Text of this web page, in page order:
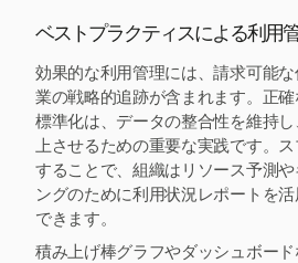
ベストプラクティスによる利用
効果的な利用管理には、請求可能
業の戦略的追跡が含まれます。正
標準化は、データの整合性を維持
上させるための重要な実践です。
することで、組織はリソース予測
ングのために利用状況レポートを
できます。
積み上げ棒グラフやダッシュボー